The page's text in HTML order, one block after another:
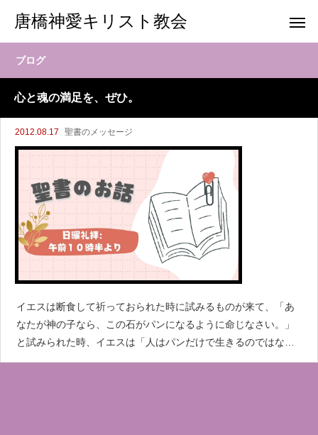
唐橋神愛キリスト教会
ブログ
心と魂の満足を、ぜひ。
2012.08.17 聖書のメッセージ
イエスは断食して祈っておられた時に試みるものが来て、「あ
なたが神の子なら、この石がパンになるように命じなさい。」
と試みられた時、イエスは「人はパンだけで生きるのではな
く、神の口から出る一つ一つのことばによる。」(マタイ4：4)